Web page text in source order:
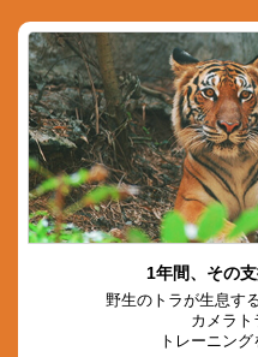
1年間、その
野生のトラが生息す
カメラト
トレーニング